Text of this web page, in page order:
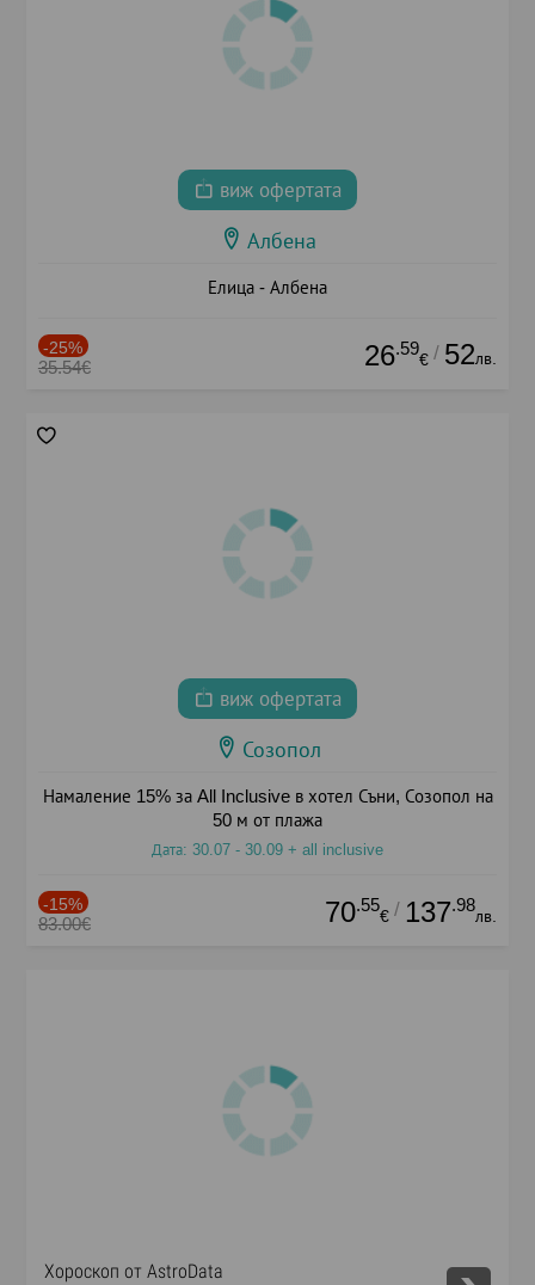
виж офертата
Албена
Елица - Албена
-25%
35.54€ 26.59
€ / 52лв.
виж офертата
Созопол
Намаление 15% за All Inclusive в хотел Съни, Созопол на
50 м от плажа
Дата: 30.07 - 30.09 + all inclusive
-15%
83.00€ 70.55
€ / 137.98
лв.
Хороскоп от AstroData